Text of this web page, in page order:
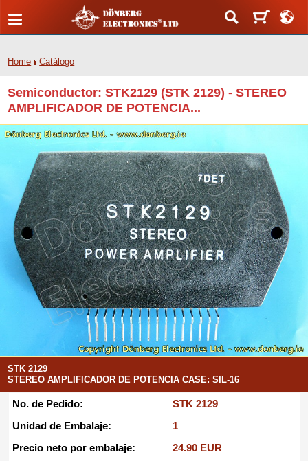
Home Catálogo
Semiconductor: STK2129 (STK 2129) - STEREO
AMPLIFICADOR DE POTENCIA...
STK 2129
STEREO AMPLIFICADOR DE POTENCIA CASE: SIL-16
No. de Pedido:
STK 2129
Unidad de Embalaje:
1
Precio neto por embalaje:
24.90 EUR